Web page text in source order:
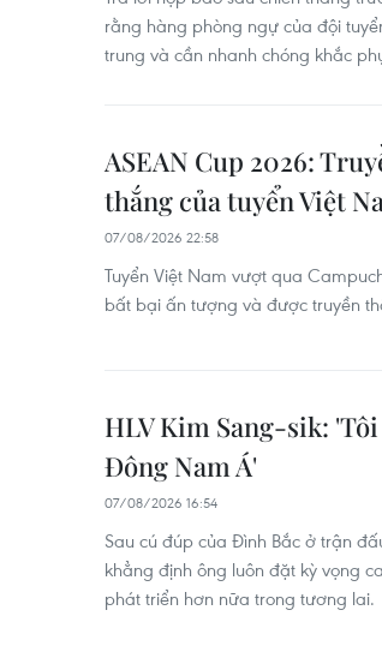
rằng hàng phòng ngự của đội
trung và cần nhanh chóng khắc
ASEAN Cup 2026:
thắng của tuyển Việt
07/08/2026 22:58
Tuyển Việt Nam vượt qua
bất bại ấn tượng và được truyền
HLV Kim Sang-sik:
Đông Nam Á'
07/08/2026 16:54
Sau cú đúp của Đình Bắc ở trận
khẳng định ông luôn đặt kỳ vọng
phát triển hơn nữa trong tương lai.